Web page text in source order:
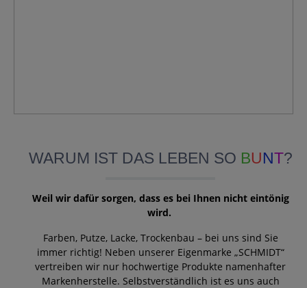
WARUM IST DAS LEBEN SO BUNT?
Weil wir dafür sorgen, dass es bei Ihnen nicht eintönig
wird.
Farben, Putze, Lacke, Trockenbau – bei uns sind Sie
immer richtig! Neben unserer Eigenmarke „SCHMIDT“
vertreiben wir nur hochwertige Produkte namenhafter
Markenherstelle. Selbstverständlich ist es uns auch